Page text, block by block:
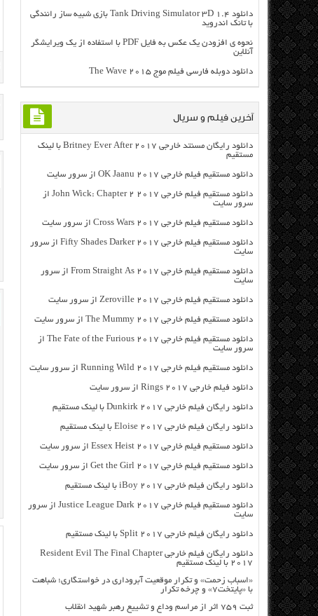
دانلود Tank Driving Simulator 3D 1.4 بازی شبیه ساز رانندگی
با تانک اندروید
نحوه ی افزودن یک عکس به فایل PDF با استفاده از یک ویرایشگر
آنلاین
دانلود دوبله فارسی فیلم موج The Wave 2015
آخرین فیلم و سریال
دانلود رایگان مسنتد خارجی Britney Ever After 2017 با لینک
مستقیم
دانلود مستقیم فیلم خارجی OK Jaanu 2017 از سرور سایت
دانلود مستقیم فیلم خارجی John Wick: Chapter 2 2017 از
سرور سایت
دانلود مستقیم فیلم خارجی Cross Wars 2017 از سرور سایت
دانلود مستقیم فیلم خارجی Fifty Shades Darker 2017 از سرور
سایت
دانلود مستقیم فیلم خارجی From Straight As 2017 از سرور
سایت
دانلود مستقیم فیلم خارجی Zeroville 2017 از سرور سایت
دانلود مستقیم فیلم خارجی The Mummy 2017 از سرور سایت
دانلود مستقیم فیلم خارجی The Fate of the Furious 2017 از
سرور سایت
دانلود مستقیم فیلم خارجی Running Wild 2017 از سرور سایت
دانلود فیلم خارجی Rings 2017 از سرور سایت
دانلود رایگان فیلم خارجی Dunkirk 2017 با لینک مستقیم
دانلود رایگان فیلم خارجی Eloise 2017 با لینک مستقیم
دانلود مستقیم فیلم خارجی Essex Heist 2017 از سرور سایت
دانلود مستقیم فیلم خارجی Get the Girl 2017 از سرور سایت
دانلود رایگان فیلم خارجی iBoy 2017 با لینک مستقیم
دانلود مستقیم فیلم خارجی Justice League Dark 2017 از سرور
سایت
دانلود رایگان فیلم خارجی Split 2017 با لینک مستقیم
دانلود رایگان فیلم خارجی Resident Evil The Final Chapter
2017 با لینک مستقیم
«اسباب زحمت» و تکرار موقعیت آبروداری در خواستگاری؛ شباهت
با «پایتخت۷» و چرخه تکرار
ثبت ۷۵۹ اثر از مراسم وداع و تشییع رهبر شهید انقلاب